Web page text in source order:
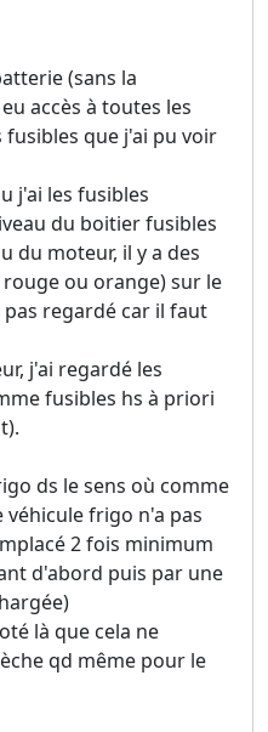
(sans la
accès à toutes les
fusibles que j'ai pu voir
j'ai les fusibles
du boitier fusibles
du moteur, il y a des
ou orange) sur le
regardé car il faut
j'ai regardé les
fusibles hs à priori
ds le sens où comme
véhicule frigo n'a pas
2 fois minimum
d'abord puis par une
là que cela ne
qd même pour le